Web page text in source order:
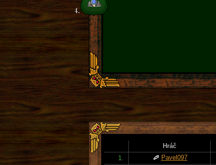
Hráč
1.
Pavel097